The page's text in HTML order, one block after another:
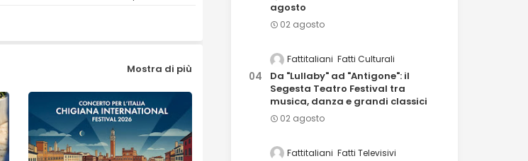
Mostra di più
agosto
02 agosto
Fattitaliani Fatti Culturali
Da "Lullaby" ad "Antigone": il
Segesta Teatro Festival tra
musica, danza e grandi classici
02 agosto
Fattitaliani Fatti Televisivi